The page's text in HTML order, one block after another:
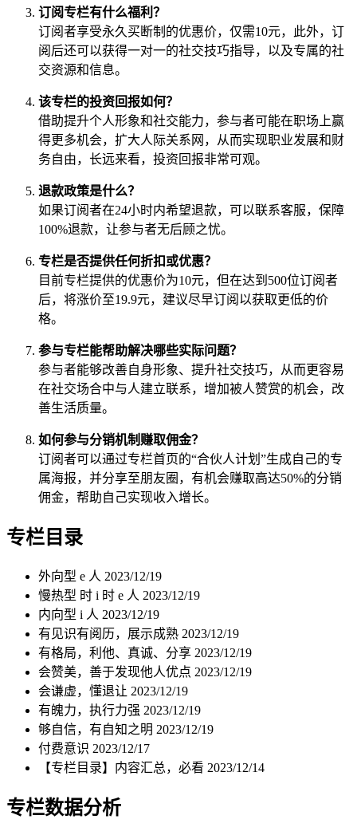
订阅专栏有什么福利？
订阅者享受永久买断制的优惠价，仅需10元，此外，订
阅后还可以获得一对一的社交技巧指导，以及专属的社
交资源和信息。
该专栏的投资回报如何？
借助提升个人形象和社交能力，参与者可能在职场上赢
得更多机会，扩大人际关系网，从而实现职业发展和财
务自由，长远来看，投资回报非常可观。
退款政策是什么？
如果订阅者在24小时内希望退款，可以联系客服，保障
100%退款，让参与者无后顾之忧。
专栏是否提供任何折扣或优惠？
目前专栏提供的优惠价为10元，但在达到500位订阅者
后，将涨价至19.9元，建议尽早订阅以获取更低的价
格。
参与专栏能帮助解决哪些实际问题？
参与者能够改善自身形象、提升社交技巧，从而更容易
在社交场合中与人建立联系，增加被人赞赏的机会，改
善生活质量。
如何参与分销机制赚取佣金？
订阅者可以通过专栏首页的“合伙人计划”生成自己的专
属海报，并分享至朋友圈，有机会赚取高达50%的分销
佣金，帮助自己实现收入增长。
专栏目录
外向型 e 人 2023/12/19
慢热型 时 i 时 e 人 2023/12/19
内向型 i 人 2023/12/19
有见识有阅历，展示成熟 2023/12/19
有格局，利他、真诚、分享 2023/12/19
会赞美，善于发现他人优点 2023/12/19
会谦虚，懂退让 2023/12/19
有魄力，执行力强 2023/12/19
够自信，有自知之明 2023/12/19
付费意识 2023/12/17
【专栏目录】内容汇总，必看 2023/12/14
专栏数据分析